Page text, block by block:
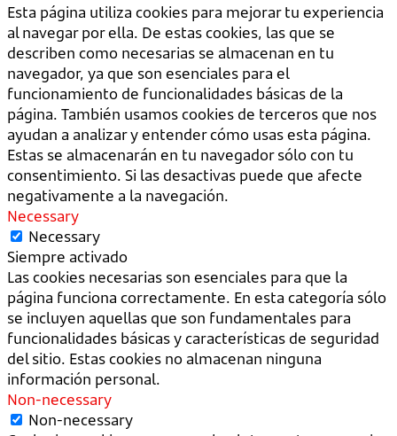
Esta página utiliza cookies para mejorar tu experiencia
al navegar por ella. De estas cookies, las que se
describen como necesarias se almacenan en tu
navegador, ya que son esenciales para el
funcionamiento de funcionalidades básicas de la
página. También usamos cookies de terceros que nos
ayudan a analizar y entender cómo usas esta página.
Estas se almacenarán en tu navegador sólo con tu
consentimiento. Si las desactivas puede que afecte
negativamente a la navegación.
Necessary
Necessary
Siempre activado
Las cookies necesarias son esenciales para que la
página funciona correctamente. En esta categoría sólo
se incluyen aquellas que son fundamentales para
funcionalidades básicas y características de seguridad
del sitio. Estas cookies no almacenan ninguna
información personal.
Non-necessary
Non-necessary